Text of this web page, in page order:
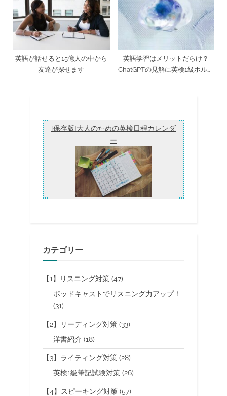
英語が話せると15億人の中から
友達が探せます
英語学習はメリットだらけ？
ChatGPTの見解に英検1級ホルダ
[保存版]大人のための英検日程カレンダ
ー
カテゴリー
【1】リスニング対策 (47)
ポッドキャストでリスニング力アップ！
(31)
【2】リーディング対策 (33)
洋書紹介 (18)
【3】ライティング対策 (28)
英検1級筆記試験対策 (26)
【4】スピーキング対策 (57)